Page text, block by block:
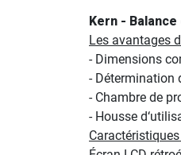
Kern -
Les avantages
- Dimensions
- Détermination
- Chambre de
- Housse